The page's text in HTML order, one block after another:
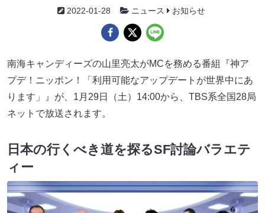
2022-01-28 ニュース お知らせ
南海キャンディーズの山里亮太がMCを務める番組『神ア
プデ！ニッポン！「利用可能なアップデートが世界中にあ
ります」』が、1月29日（土）14:00から、TBS系全国28局
ネットで放送されます。
日本の行くべき道を探るSF討論バラエテ
ィー